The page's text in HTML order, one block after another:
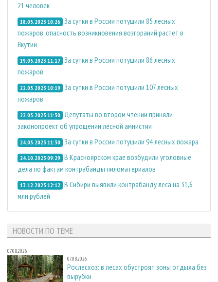
21 человек
18.05.2023 10:26 За сутки в России потушили 85 лесных
пожаров, опасность возникновения возгораний растет в
Якутии
19.05.2023 11:17 За сутки в России потушили 86 лесных
пожаров
22.05.2023 10:19 За сутки в России потушили 107 лесных
пожаров
22.05.2023 11:30
Депутаты во втором чтении приняли
законопроект об упрощении лесной амнистии
24.05.2023 11:30 За сутки в России потушили 94 лесных пожара
24.10.2023 09:29 В Красноярском крае возбудили уголовные
дела по фактам контрабанды пиломатериалов
13.12.2023 12:12 В Сибири выявили контрабанду леса на 31,6
млн рублей
НОВОСТИ ПО ТЕМЕ
07.08.2026
07.08.2026
Рослесхоз: в лесах обустроят зоны отдыха без
вырубки